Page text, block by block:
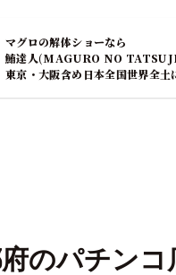
マグロの解体ショーなら
鮪達人(MAGURO NO
東京・大阪含め日本全国世界全土
のパチンコ